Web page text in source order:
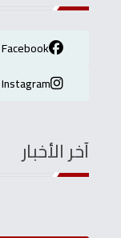
Facebook
Instagram
آخر الأخبار